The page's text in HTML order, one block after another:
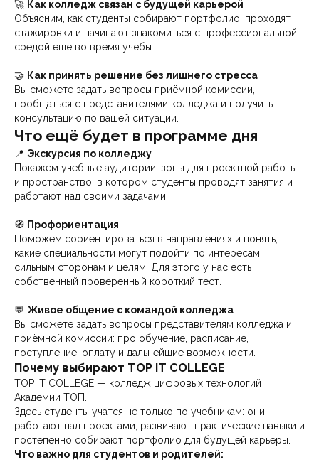
🚀 Как колледж связан с будущей карьерой
Объясним, как студенты собирают портфолио, проходят
стажировки и начинают знакомиться с профессиональной
средой ещё во время учёбы.
🤝 Как принять решение без лишнего стресса
Вы сможете задать вопросы приёмной комиссии,
пообщаться с представителями колледжа и получить
консультацию по вашей ситуации.
Что ещё будет в программе дня
📍 Экскурсия по колледжу
Покажем учебные аудитории, зоны для проектной работы
и пространство, в котором студенты проводят занятия и
работают над своими задачами.
🧭 Профориентация
Поможем сориентироваться в направлениях и понять,
какие специальности могут подойти по интересам,
сильным сторонам и целям. Для этого у нас есть
собственный проверенный короткий тест.
💬 Живое общение с командой колледжа
Вы сможете задать вопросы представителям колледжа и
приёмной комиссии: про обучение, расписание,
поступление, оплату и дальнейшие возможности.
Почему выбирают TOP IT COLLEGE
TOP IT COLLEGE — колледж цифровых технологий
Академии ТОП.
Здесь студенты учатся не только по учебникам: они
работают над проектами, развивают практические навыки и
постепенно собирают портфолио для будущей карьеры.
Что важно для студентов и родителей: